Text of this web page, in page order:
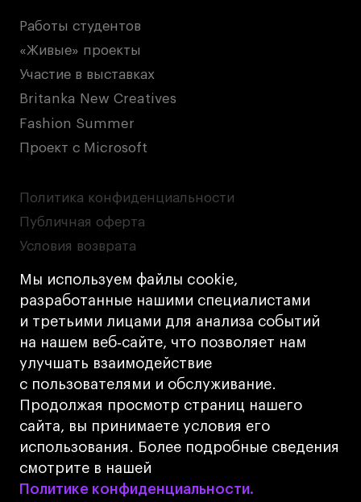
Мы используем файлы cookie,
разработанные нашими специалистами
и третьими лицами для анализа событий
на нашем веб‑сайте, что позволяет нам
улучшать взаимодействие
с пользователями и обслуживание.
Продолжая просмотр страниц нашего
сайта, вы принимаете условия его
использования. Более подробные сведения
смотрите в нашей
Политике конфиденциальности.
Политике конфиденциальности.
Работы студентов
«Живые» проекты
Участие в выставках
Britanka New Creatives
Fashion Summer
Проект с Microsoft
© 2026 БВШД
Политика конфиденциальности
Публичная оферта
Условия возврата
Кредит на образование с господдержкой
Лицензия на осуществление образовательной
деятельности АНО ВО «Универсальный
Университет»
Карта сайта
Дизайн
Разработка